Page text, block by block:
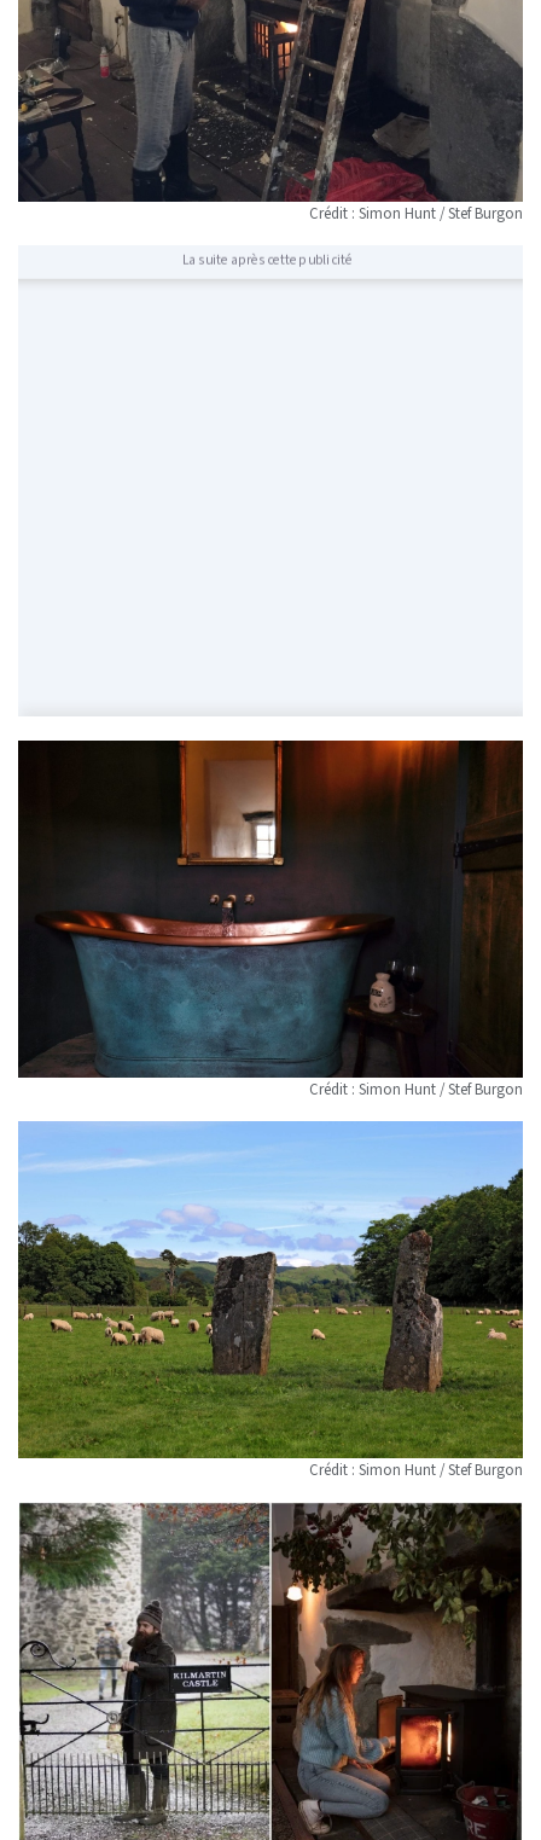
Crédit : Simon Hunt / Stef Burgon
La suite après cette publicité
Crédit : Simon Hunt / Stef Burgon
Crédit : Simon Hunt / Stef Burgon